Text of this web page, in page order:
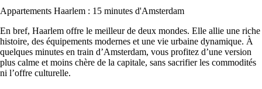
Appartements Haarlem : 15 minutes d'Amsterdam
En bref, Haarlem offre le meilleur de deux mondes. Elle allie une riche
histoire, des équipements modernes et une vie urbaine dynamique. À
quelques minutes en train d’Amsterdam, vous profitez d’une version
plus calme et moins chère de la capitale, sans sacrifier les commodités
ni l’offre culturelle.